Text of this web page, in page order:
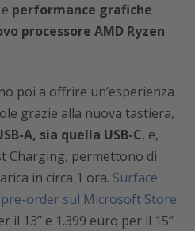
performance grafiche
processore AMD Ryzen
poi a offrire un’esperienza
grazie alla nuova tastiera,
A, sia quella USB-C, e,
Charging, permettono di
in circa 1 ora. Surface
order sul Microsoft Store
13’’ e 1.399 euro per il 15’’